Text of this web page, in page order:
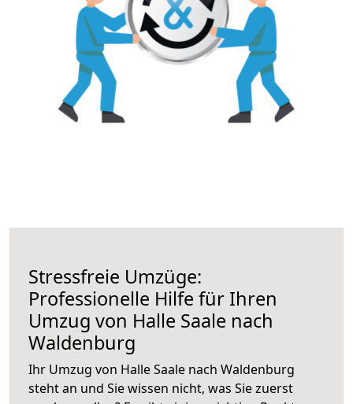
Stressfreie Umzüge:
Professionelle Hilfe für Ihren
Umzug von Halle Saale nach
Waldenburg
Ihr Umzug von Halle Saale nach Waldenburg
steht an und Sie wissen nicht, was Sie zuerst